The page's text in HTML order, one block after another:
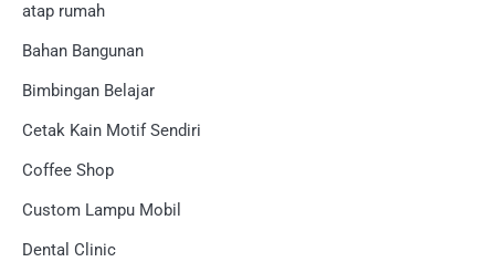
atap rumah
Bahan Bangunan
Bimbingan Belajar
Cetak Kain Motif Sendiri
Coffee Shop
Custom Lampu Mobil
Dental Clinic